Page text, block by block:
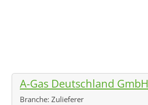
A-Gas Deutschland GmbH
Branche: Zulieferer